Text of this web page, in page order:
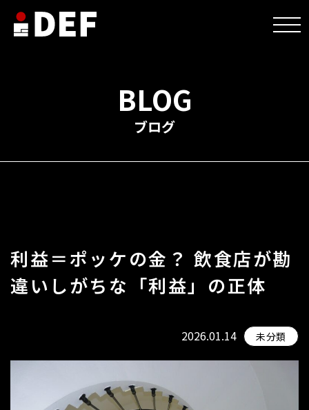
利益＝ポッケの金？ 飲食店が勘違いしがちな「利益」の正体
BLOG
ブログ
利益＝ポッケの金？ 飲食店が勘
違いしがちな「利益」の正体
2026.01.14 未分類